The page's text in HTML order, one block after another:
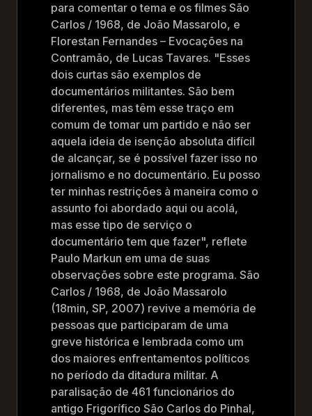
para comentar o tema e os filmes São
Carlos / 1968, de João Massarolo, e
Florestan Fernandes – Evocações na
Contramão, de Lucas Tavares. "Esses
dois curtas são exemplos de
documentários militantes. São bem
diferentes, mas têm esse traço em
comum de tomar um partido e não ser
aquela ideia de isenção absoluta difícil
de alcançar, se é possível fazer isso no
jornalismo e no documentário. Eu posso
ter minhas restrições à maneira como o
assunto foi abordado aqui ou acolá,
mas esse tipo de serviço o
documentário tem que fazer", reflete
Paulo Markun em uma de suas
observações sobre este programa. São
Carlos / 1968, de João Massarolo
(18min, SP, 2007) revive a memória de
pessoas que participaram de uma
greve histórica e lembrada como um
dos maiores enfrentamentos políticos
no período da ditadura militar. A
paralisação de 461 funcionários do
antigo Frigorífico São Carlos do Pinhal,